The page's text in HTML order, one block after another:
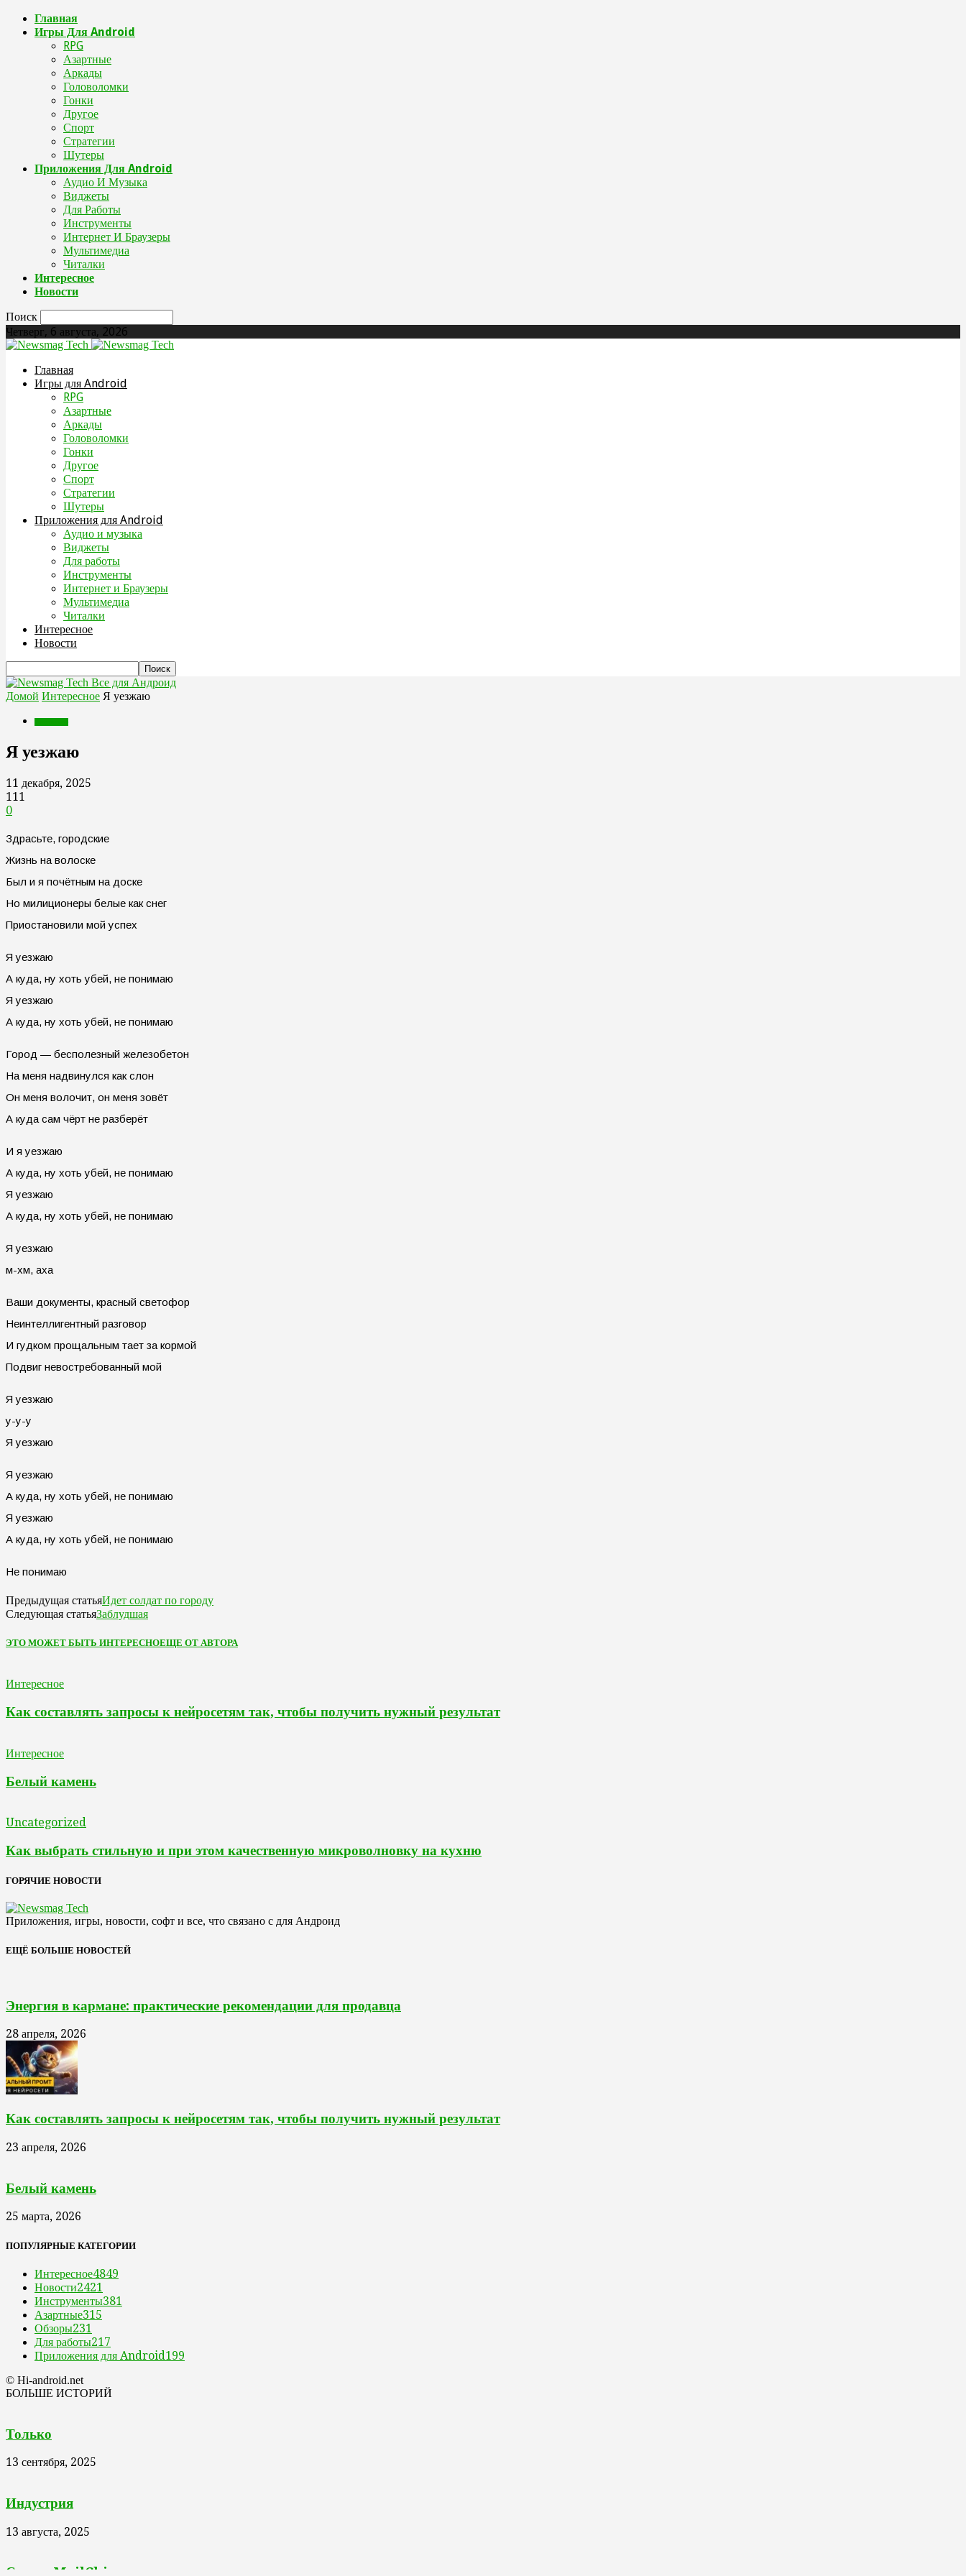
Главная
Игры Для Android
RPG
Азартные
Аркады
Головоломки
Гонки
Другое
Спорт
Стратегии
Шутеры
Приложения Для Android
Аудио И Музыка
Виджеты
Для Работы
Инструменты
Интернет И Браузеры
Мультимедиа
Читалки
Интересное
Новости
Поиск
Четверг, 6 августа, 2026
Главная
Игры для Android
RPG
Азартные
Аркады
Головоломки
Гонки
Другое
Спорт
Стратегии
Шутеры
Приложения для Android
Аудио и музыка
Виджеты
Для работы
Инструменты
Интернет и Браузеры
Мультимедиа
Читалки
Интересное
Новости
Все для Андроид
Домой Интересное Я уезжаю
Я уезжаю
11 декабря, 2025
111
0
Здрасьте, городские
Жизнь на волоске
Был и я почётным на доске
Но милиционеры белые как снег
Приостановили мой успех
Я уезжаю
А куда, ну хоть убей, не понимаю
Я уезжаю
А куда, ну хоть убей, не понимаю
Город — бесполезный железобетон
На меня надвинулся как слон
Он меня волочит, он меня зовёт
А куда сам чёрт не разберёт
И я уезжаю
А куда, ну хоть убей, не понимаю
Я уезжаю
А куда, ну хоть убей, не понимаю
Я уезжаю
м-хм, аха
Ваши документы, красный светофор
Неинтеллигентный разговор
И гудком прощальным тает за кормой
Подвиг невостребованный мой
Я уезжаю
у-у-у
Я уезжаю
Я уезжаю
А куда, ну хоть убей, не понимаю
Я уезжаю
А куда, ну хоть убей, не понимаю
Не понимаю
Предыдущая статьяИдет солдат по городу
Следующая статьяЗаблудшая
ЭТО МОЖЕТ БЫТЬ ИНТЕРЕСНОЕЩЕ ОТ АВТОРА
Интересное
Как составлять запросы к нейросетям так, чтобы получить нужный результат
Интересное
Белый камень
Uncategorized
Как выбрать стильную и при этом качественную микроволновку на кухню
ГОРЯЧИЕ НОВОСТИ
Приложения, игры, новости, софт и все, что связано с для Андроид
ЕЩЁ БОЛЬШЕ НОВОСТЕЙ
Энергия в кармане: практические рекомендации для продавца
28 апреля, 2026
Как составлять запросы к нейросетям так, чтобы получить нужный результат
23 апреля, 2026
Белый камень
25 марта, 2026
ПОПУЛЯРНЫЕ КАТЕГОРИИ
Интересное4849
Новости2421
Инструменты381
Азартные315
Обзоры231
Для работы217
Приложения для Android199
© Hi-android.net
БОЛЬШЕ ИСТОРИЙ
Только
13 сентября, 2025
Индустрия
13 августа, 2025
Сервис MailChimp